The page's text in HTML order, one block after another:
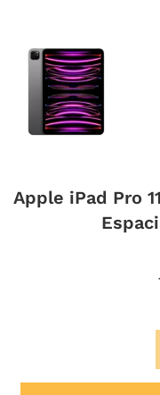
Apple iPad Pro